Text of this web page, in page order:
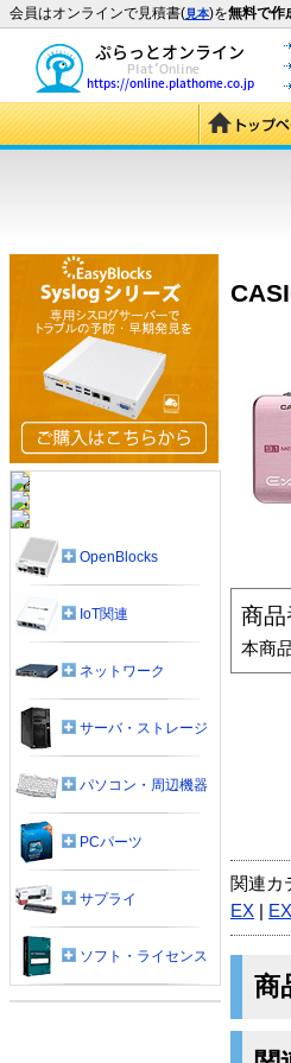
会員はオンラインで見積書(見本)を無料で作
商
本商
関連カ
EX
商
OpenBlocks
IoT関連
ネットワーク
サーバ・ストレージ
パソコン・周辺機器
PCパーツ
サプライ
ソフト・ライセンス